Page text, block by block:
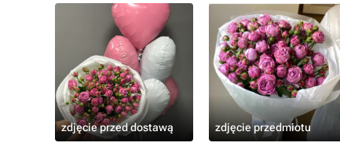
zdjęcie przed dostawą zdjęcie przedmiotu